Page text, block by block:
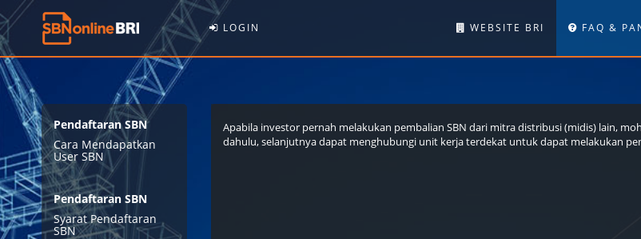
LOGIN WEBSITE BRI FAQ &
Pendaftaran SBN
Cara Mendapatkan
User SBN
Pendaftaran SBN
Syarat Pendaftaran
SBN
Apabila investor pernah melakukan pembalian SBN dari mitra distribusi (midis) lain,
dahulu, selanjutnya dapat menghubungi unit kerja terdekat untuk dapat melakukan